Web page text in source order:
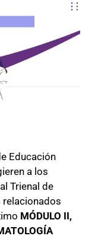
Educación
a los
Trienal de
relacionados
MÓDULO II,